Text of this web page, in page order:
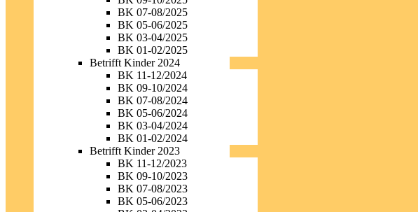
BK 07-08/2025
BK 05-06/2025
BK 03-04/2025
BK 01-02/2025
Betrifft Kinder 2024
BK 11-12/2024
BK 09-10/2024
BK 07-08/2024
BK 05-06/2024
BK 03-04/2024
BK 01-02/2024
Betrifft Kinder 2023
BK 11-12/2023
BK 09-10/2023
BK 07-08/2023
BK 05-06/2023